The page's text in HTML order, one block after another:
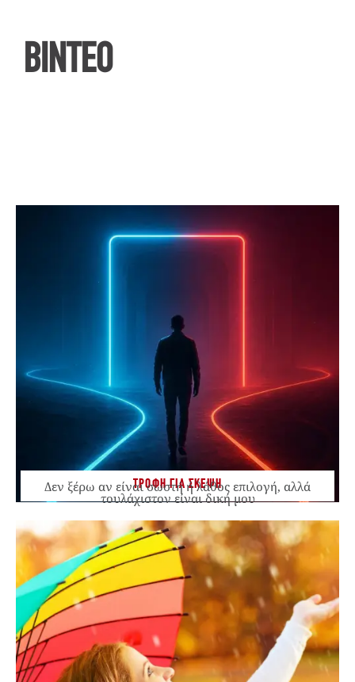
ΒΙΝΤΕΟ
ΤΡΟΦΗ ΓΙΑ ΣΚΕΨΗ
Δεν ξέρω αν είναι σωστή ή λάθος επιλογή, αλλά
τουλάχιστον είναι δική μου